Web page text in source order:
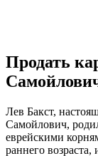
Продать
Лев Бакст,
Самойлович,
еврейскими
раннего